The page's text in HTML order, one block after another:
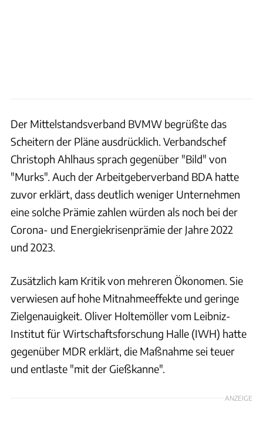
Der Mittelstandsverband BVMW begrüßte das
Scheitern der Pläne ausdrücklich. Verbandschef
Christoph Ahlhaus sprach gegenüber "Bild" von
"Murks". Auch der Arbeitgeberverband BDA hatte
zuvor erklärt, dass deutlich weniger Unternehmen
eine solche Prämie zahlen würden als noch bei der
Corona- und Energiekrisenprämie der Jahre 2022
und 2023.
Zusätzlich kam Kritik von mehreren Ökonomen. Sie
verwiesen auf hohe Mitnahmeeffekte und geringe
Zielgenauigkeit. Oliver Holtemöller vom Leibniz-
Institut für Wirtschaftsforschung Halle (IWH) hatte
gegenüber MDR erklärt, die Maßnahme sei teuer
und entlaste "mit der Gießkanne".
ANZEIGE